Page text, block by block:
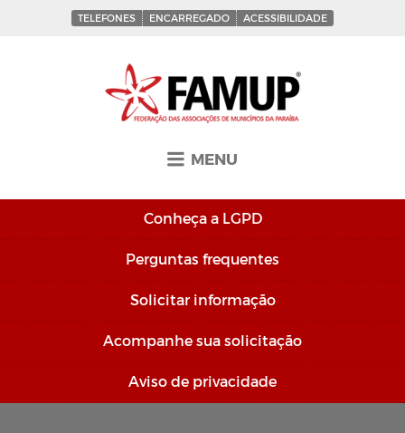
TELEFONES ENCARREGADO ACESSIBILIDADE
MENU
Conheça a LGPD
Perguntas frequentes
Solicitar informação
Acompanhe sua solicitação
Aviso de privacidade